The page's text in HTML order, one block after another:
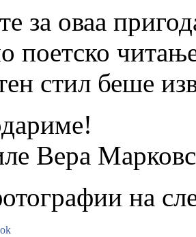
за оваа
поетско
стил беше
Вера
на